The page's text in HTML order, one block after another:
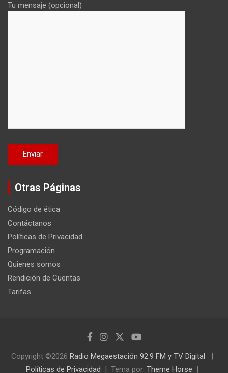
Tu mensaje (opcional)
Otras Páginas
Código de ética
Contáctanos
Políticas de Privacidad
Programación
Quienes somos
Rendición de Cuentas
Tarifas
Copyright ©2026 Radio Megaestación 92.9 FM y TV Digital
Políticas de Privacidad
Tema por: Theme Horse